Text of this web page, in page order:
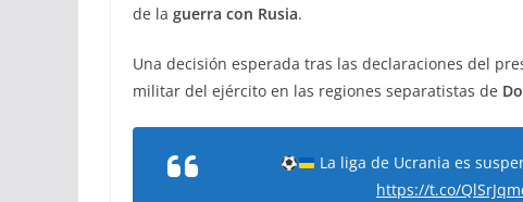
de la guerra con Rusia.
Una decisión esperada tras las declaraciones del
militar del ejército en las regiones separatistas de
La liga de Ucrania es
https://t.co/